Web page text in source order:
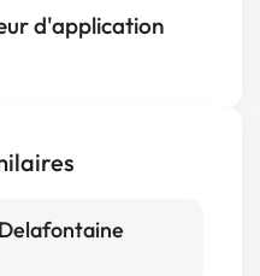
d'application